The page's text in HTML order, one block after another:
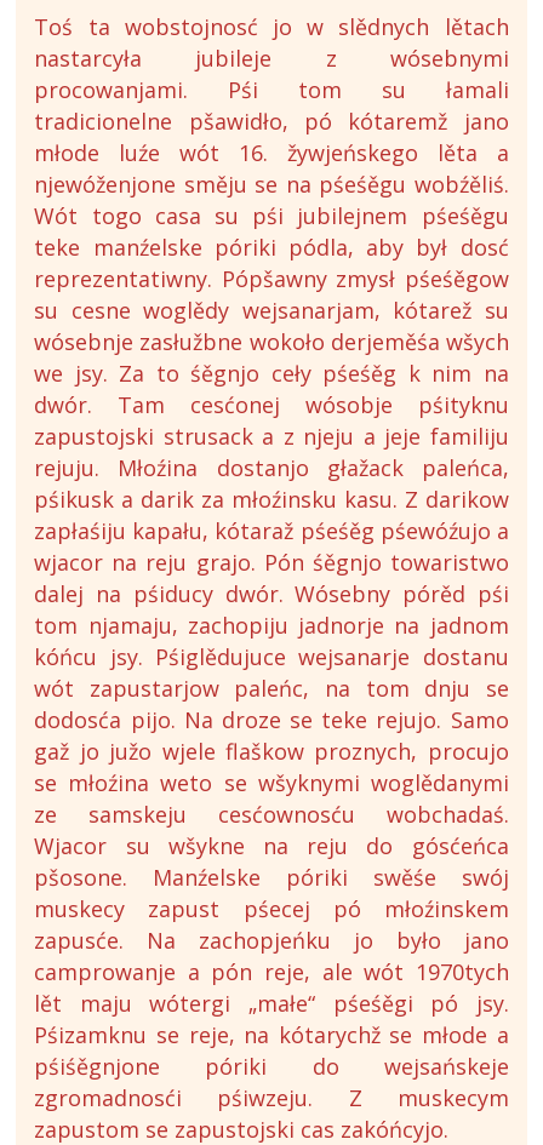
Toś ta wobstojnosć jo w slědnych lětach
nastarcyła jubileje z wósebnymi
procowanjami. Pśi tom su łamali
tradicionelne pšawidło, pó kótaremž jano
młode luźe wót 16. žywjeńskego lěta a
njewóženjone směju se na pśeśěgu wobźěliś.
Wót togo casa su pśi jubilejnem pśeśěgu
teke manźelske póriki pódla, aby był dosć
reprezentatiwny. Pópšawny zmysł pśeśěgow
su cesne woglědy wejsanarjam, kótarež su
wósebnje zasłužbne wokoło derjeměśa wšych
we jsy. Za to śěgnjo ceły pśeśěg k nim na
dwór. Tam cesćonej wósobje pśityknu
zapustojski strusack a z njeju a jeje familiju
rejuju. Młoźina dostanjo głažack paleńca,
pśikusk a darik za młoźinsku kasu. Z darikow
zapłaśiju kapału, kótaraž pśeśěg pśewóźujo a
wjacor na reju grajo. Pón śěgnjo towaristwo
dalej na pśiducy dwór. Wósebny pórěd pśi
tom njamaju, zachopiju jadnorje na jadnom
kóńcu jsy. Pśiglědujuce wejsanarje dostanu
wót zapustarjow paleńc, na tom dnju se
dodosća pijo. Na droze se teke rejujo. Samo
gaž jo južo wjele flaškow proznych, procujo
se młoźina weto se wšyknymi woglědanymi
ze samskeju cesćownosću wobchadaś.
Wjacor su wšykne na reju do gósćeńca
pšosone. Manźelske póriki swěśe swój
muskecy zapust pśecej pó młoźinskem
zapusće. Na zachopjeńku jo było jano
camprowanje a pón reje, ale wót 1970tych
lět maju wótergi „małe“ pśeśěgi pó jsy.
Pśizamknu se reje, na kótarychž se młode a
pśiśěgnjone póriki do wejsańskeje
zgromadnosći pśiwzeju. Z muskecym
zapustom se zapustojski cas zakóńcyjo.